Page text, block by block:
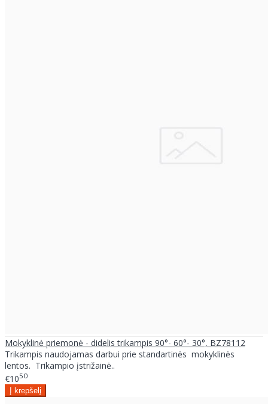
Mokyklinė priemonė - didelis trikampis 90°- 60°- 30°, BZ78112
Trikampis naudojamas darbui prie standartinės mokyklinės
lentos. Trikampio įstrižainė..
€1050